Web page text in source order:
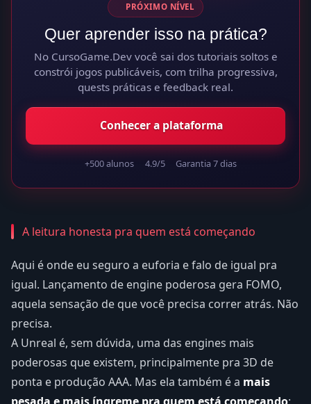
PRÓXIMO NÍVEL
Quer aprender isso na prática?
No CursoGame.Dev você sai dos tutoriais soltos e
constrói jogos publicáveis, com trilha progressiva,
quests práticas e feedback real.
Conhecer a plataforma
+500 alunos 4.9/5 Garantia 7 dias
A leitura honesta pra quem está começando
Aqui é onde eu seguro a euforia e falo de igual pra
igual. Lançamento de engine poderosa gera FOMO,
aquela sensação de que você precisa correr atrás. Não
precisa.
A Unreal é, sem dúvida, uma das engines mais
poderosas que existem, principalmente pra 3D de
ponta e produção AAA. Mas ela também é a mais